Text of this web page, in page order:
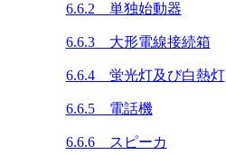
6.6.2 単独始動器
6.6.3 大形電線接続箱
6.6.4 蛍光灯及び白熱灯
6.6.5 電話機
6.6.6 スピーカ